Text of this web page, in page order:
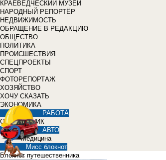
КРАЕВЕДЧЕСКИЙ МУЗЕЙ
НАРОДНЫЙ РЕПОРТЁР
НЕДВИЖИМОСТЬ
ОБРАЩЕНИЕ В РЕДАКЦИЮ
ОБЩЕСТВО
ПОЛИТИКА
ПРОИСШЕСТВИЯ
СПЕЦПРОЕКТЫ
СПОРТ
ФОТОРЕПОРТАЖ
ХОЗЯЙСТВО
ХОЧУ СКАЗАТЬ
ЭКОНОМИКА
РАБОТА
СПРАВОЧНИК
АВТО
Медицина
Мисс блокнот
Блокнот путешественника